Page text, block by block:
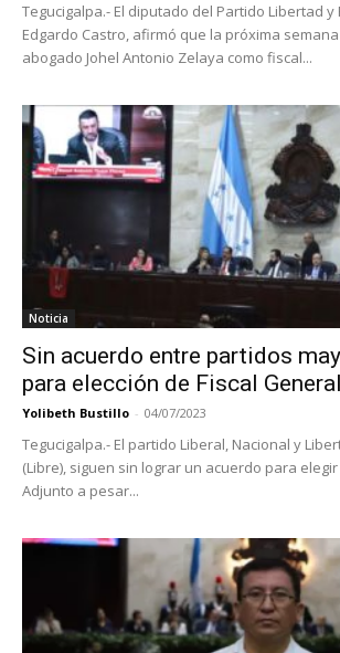
Tegucigalpa.- El diputado del Partido Libertad y
Edgardo Castro, afirmó que la próxima
abogado Johel Antonio Zelaya como fiscal...
Noticia
Sin acuerdo entre partidos
para elección de Fiscal General
Yolibeth Bustillo - 04/07/2023
Tegucigalpa.- El partido Liberal, Nacional y
(Libre), siguen sin lograr un acuerdo para
Adjunto a pesar...